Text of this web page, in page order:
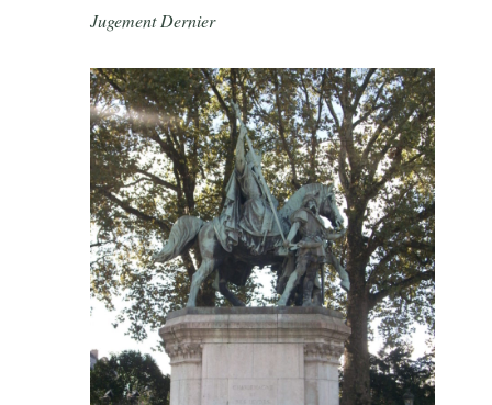
Jugement Dernier